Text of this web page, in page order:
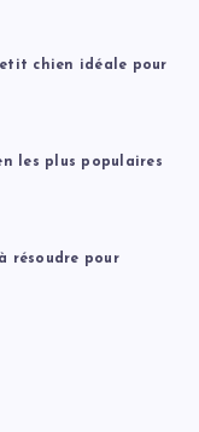
chien idéale pour
les plus populaires
résoudre pour